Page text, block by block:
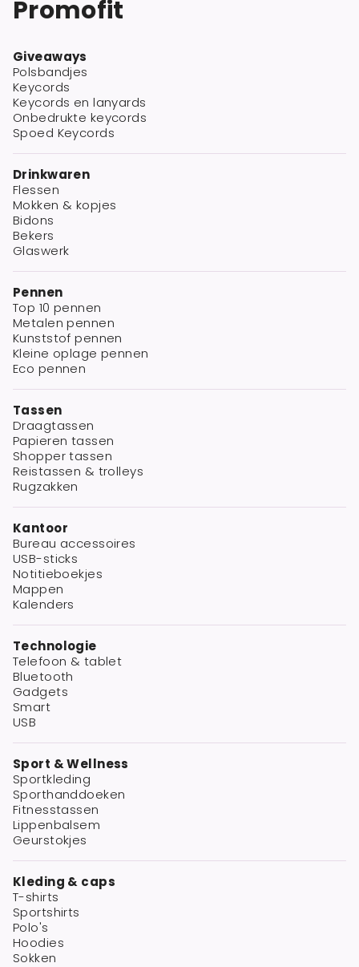
Promofit
Giveaways
Polsbandjes
Keycords
Keycords en lanyards
Onbedrukte keycords
Spoed Keycords
Drinkwaren
Flessen
Mokken & kopjes
Bidons
Bekers
Glaswerk
Pennen
Top 10 pennen
Metalen pennen
Kunststof pennen
Kleine oplage pennen
Eco pennen
Tassen
Draagtassen
Papieren tassen
Shopper tassen
Reistassen & trolleys
Rugzakken
Kantoor
Bureau accessoires
USB-sticks
Notitieboekjes
Mappen
Kalenders
Technologie
Telefoon & tablet
Bluetooth
Gadgets
Smart
USB
Sport & Wellness
Sportkleding
Sporthanddoeken
Fitnesstassen
Lippenbalsem
Geurstokjes
Kleding & caps
T-shirts
Sportshirts
Polo's
Hoodies
Sokken